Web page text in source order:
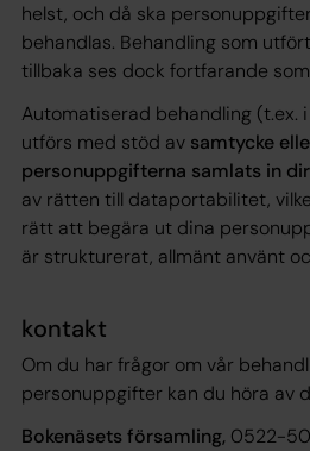
helst, och då ska
behandlas. Behandling som
tillbaka ses dock fortfarande
Automatiserad behandling (t.ex.
utförs med stöd av samtycke
personuppgifterna samlats in
av rätten till dataportabilitet,
rätt att begära ut dina
är strukturerat, allmänt använt
kontakt
Om du har frågor om vår
personuppgifter kan du höra av
Bokenäsets församling, 0522-